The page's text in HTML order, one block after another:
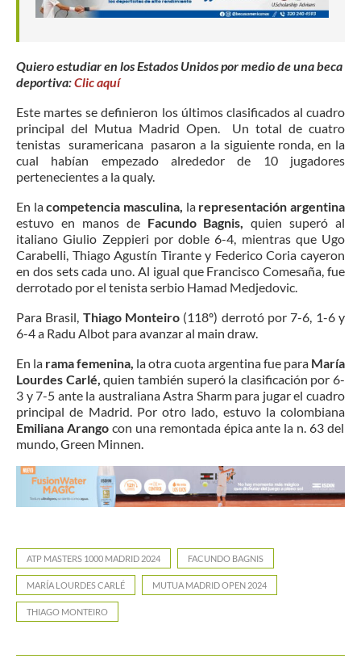
Quiero estudiar en los Estados Unidos por medio de una beca
deportiva:Clic aquí
Este martes se definieron los últimos clasificados al cuadro
principal del Mutua Madrid Open. Un total de cuatro
tenistas suramericana pasaron a la siguiente ronda, en la
cual habían empezado alrededor de 10 jugadores
pertenecientes a la qualy.
En lacompetencia masculina, la representación argentina
estuvo en manos de Facundo Bagnis,quien superó al
italiano Giulio Zeppieri por doble 6-4, mientras que Ugo
Carabelli, Thiago Agustín Tirante y Federico Coria cayeron
en dos sets cada uno. Al igual que Francisco Comesaña, fue
derrotado por el tenista serbio Hamad Medjedovic.
Para Brasil, Thiago Monteiro (118º) derrotó por 7-6, 1-6 y
6-4 a Radu Albot para avanzar al main draw.
En la rama femenina, la otra cuota argentina fue para María
Lourdes Carlé,quien también superó la clasificación por 6-
3 y 7-5 ante la australianaAstra Sharmpara jugar el cuadro
principal de Madrid. Por otro lado, estuvo la colombiana
Emiliana Arango con una remontada épica ante la n. 63 del
mundo, Green Minnen.
ATP MASTERS 1000 MADRID 2024 FACUNDO BAGNIS
MARÍA LOURDES CARLÉ MUTUA MADRID OPEN 2024
THIAGO MONTEIRO